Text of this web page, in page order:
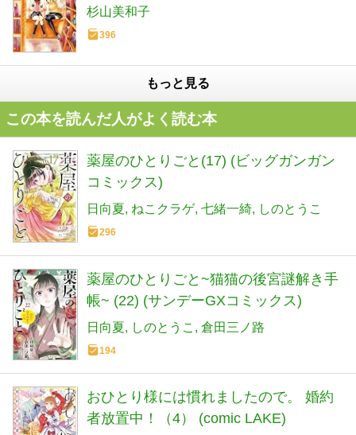
杉山美和子
396
もっと見る
この本を読んだ人がよく読む本
薬屋のひとりごと(17) (ビッグガンガン
コミックス)
日向夏 ねこクラゲ 七緒一綺 しのとうこ
296
薬屋のひとりごと~猫猫の後宮謎解き手
帳~ (22) (サンデーGXコミックス)
日向夏 しのとうこ 倉田三ノ路
194
おひとり様には慣れましたので。 婚約
者放置中！（4） (comic LAKE)